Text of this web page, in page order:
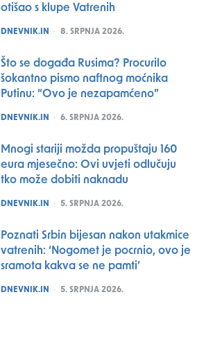
otišao s klupe Vatrenih
POSTED
DNEVNIK.IN 8. SRPNJA 2026.
Što se događa Rusima? Procurilo
šokantno pismo naftnog moćnika
Putinu: “Ovo je nezapamćeno”
POSTED
DNEVNIK.IN 6. SRPNJA 2026.
Mnogi stariji možda propuštaju 160
eura mjesečno: Ovi uvjeti odlučuju
tko može dobiti naknadu
POSTED
DNEVNIK.IN 5. SRPNJA 2026.
Poznati Srbin bijesan nakon utakmice
vatrenih: ‘Nogomet je pocrnio, ovo je
sramota kakva se ne pamti’
POSTED
DNEVNIK.IN 5. SRPNJA 2026.